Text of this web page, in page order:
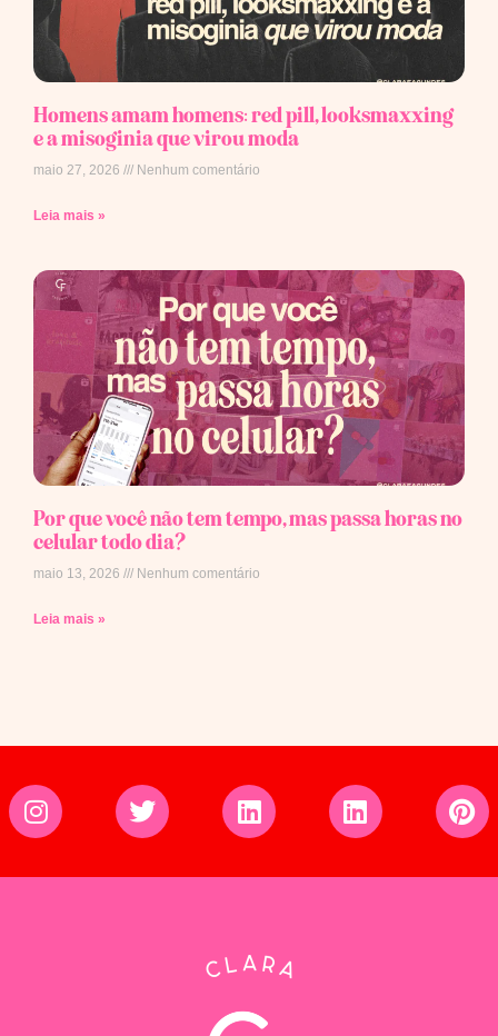
Homens amam homens: red pill, looksmaxxing
e a misoginia que virou moda
maio 27, 2026 Nenhum comentário
Leia mais »
Por que você não tem tempo, mas passa horas no
celular todo dia?
maio 13, 2026 Nenhum comentário
Leia mais »